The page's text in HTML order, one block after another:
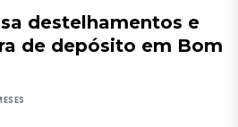
destelhamentos e
de depósito em Bom